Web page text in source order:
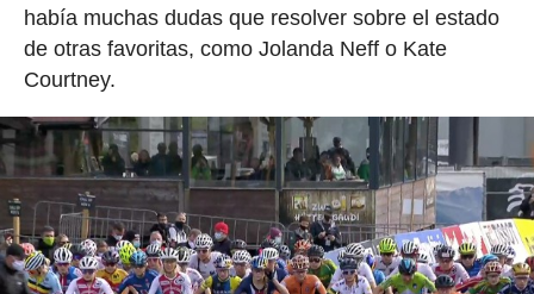
había muchas dudas que resolver sobre el estado
de otras favoritas, como Jolanda Neff o Kate
Courtney.